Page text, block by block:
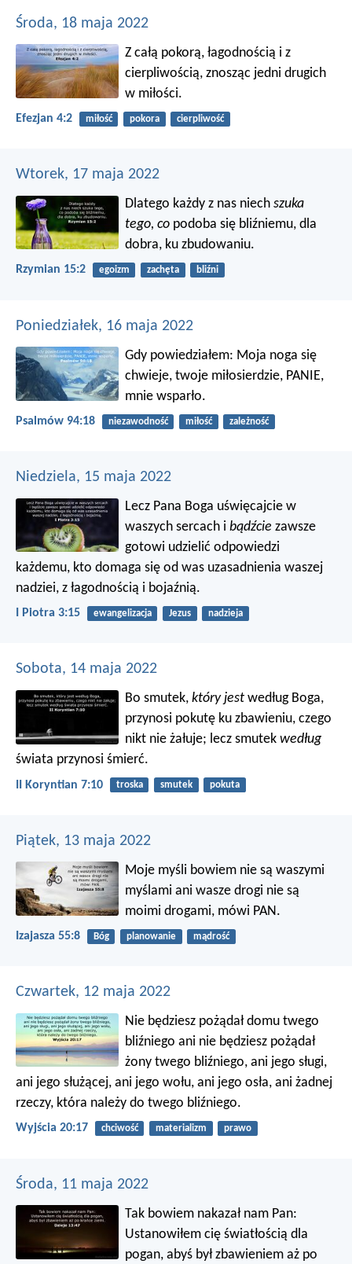
Środa, 18 maja 2022
Z całą pokorą, łagodnością i z
cierpliwością, znosząc jedni drugich
w miłości.
Efezjan 4:2 miłość pokora cierpliwość
Wtorek, 17 maja 2022
Dlatego każdy z nas niechszuka
tego, co podoba się bliźniemu, dla
dobra, ku zbudowaniu.
Rzymian 15:2 egoizm zachęta bliźni
Poniedziałek, 16 maja 2022
Gdy powiedziałem: Moja noga się
chwieje, twoje miłosierdzie, PANIE,
mnie wsparło.
Psalmów 94:18 niezawodność miłość zależność
Niedziela, 15 maja 2022
Lecz Pana Boga uświęcajcie w
waszych sercach ibądźcie zawsze
gotowi udzielić odpowiedzi
każdemu, kto domaga się od was uzasadnienia waszej
nadziei, z łagodnością i bojaźnią.
I Piotra 3:15 ewangelizacja Jezus nadzieja
Sobota, 14 maja 2022
Bo smutek,który jest według Boga,
przynosi pokutę ku zbawieniu, czego
nikt nie żałuje; lecz smutekwedług
świata przynosi śmierć.
II Koryntian 7:10 troska smutek pokuta
Piątek, 13 maja 2022
Moje myśli bowiem nie są waszymi
myślami ani wasze drogi nie są
moimi drogami, mówi PAN.
Izajasza 55:8 Bóg planowanie mądrość
Czwartek, 12 maja 2022
Nie będziesz pożądał domu twego
bliźniego ani nie będziesz pożądał
żony twego bliźniego, ani jego sługi,
ani jego służącej, ani jego wołu, ani jego osła, ani żadnej
rzeczy, która należy do twego bliźniego.
Wyjścia 20:17 chciwość materializm prawo
Środa, 11 maja 2022
Tak bowiem nakazał nam Pan:
Ustanowiłem cię światłością dla
pogan, abyś był zbawieniem aż po